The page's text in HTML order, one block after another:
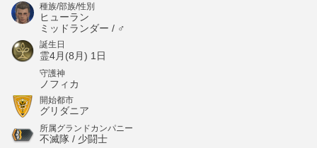
種族/部族/性別
ヒューラン
ミッドランダー / ♂
誕生日
霊4月(8月) 1日
守護神
ノフィカ
開始都市
グリダニア
所属グランドカンパニー
不滅隊 / 少闘士